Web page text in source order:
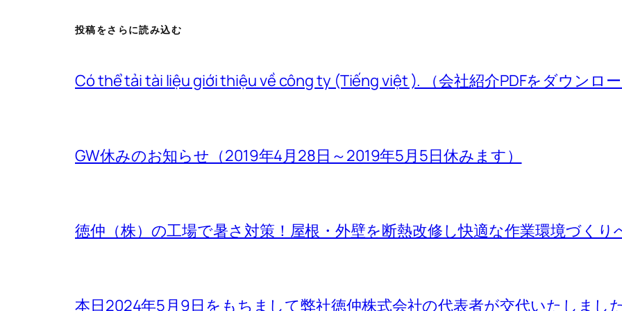
投稿をさらに読み込む
Có thể tải tài liệu giới thiệu về công ty (Tiếng việt ). （会社紹介PDFをダウンロ
GW休みのお知らせ（2019年4月28日～2019年5月5日休みます）
徳仲（株）の工場で暑さ対策！屋根・外壁を断熱改修し快適な作業環境づくり
本日2024年5月9日をもちまして弊社徳仲株式会社の代表者が交代いたしまし